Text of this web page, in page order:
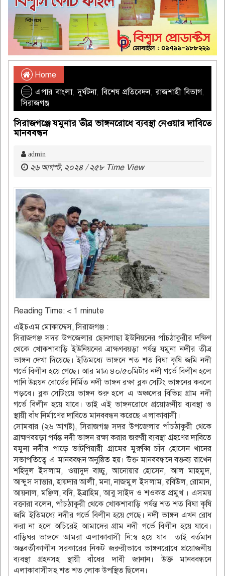
Home
এপার বাংলা,দুর্ঘটনা,বিশেষ প্রতিবেদন,রাজশাহী বিভাগ,
সিরাজগঞ্জ
সিরাজগঞ্জে যমুনার তীব্র ভাঙ্গনরোধে ব্যবস্থা নেওয়ার দাবিতে
মানববন্ধন
admin
২৬ আগস্ট, ২০২৪ / ২৫৮ Time View
Reading Time: < 1 minute
এইচএম মোকাদ্দেস, সিরাজগঞ্জ :
সিরাজগঞ্জ সদর উপজেলার ছোনগাছা ইউনিয়নের পাঁচঠাকুরীর দক্ষিণ
থেকে খোকশাবাড়ি ইউনিয়নের ব্রাহ্মণবয়ড়া পর্যন্ত যমুনা নদীর তীব্র
ভাঙ্গন দেখা দিয়েছে। ইতিমধ্যে ভাঙ্গনে শত শত বিঘা কৃষি জমি নদী
গর্ভে বিলীন হয়ে গেছে। আর মাত্র ৪০/৫০মিটার নদী গর্ভে বিলীন হলে
পানি উন্নয়ন বোর্ডের নির্মিত নদী ভাঙ্গন রক্ষা ব্লক সেটিং ভাঙ্গনের কবলে
পড়বে। ব্লক সেটিংয়ে ভাঙ্গন শুরু হলে এ অঞ্চলের বিভিন্ন গ্রাম নদী
গর্ভে বিলীন হয়ে যাবে। তাই এই ভাঙ্গনরোধে প্রয়োজনীয় ব্যবস্থা ও
স্থায়ী বাঁধ নির্মাণের দাবিতে মানববন্ধন করেছে এলাকাবাসী।
সোমবার (২৬ আগষ্ট), সিরাজগঞ্জ সদর উপজেলার পাঁচঠাকুরী থেকে
ব্রাহ্মণবয়ড়া পর্যন্ত নদী ভাঙ্গন রক্ষা করার জরুরী ব্যবস্থা গ্রহণের দাবিতে
যমুনা নদীর পাড়ে ভাটপিয়ারী গ্রামের মুরুব্বি চাঁদ হোসেন খানের
সভাপতিত্বে এ মানববন্ধন অনুষ্ঠিত হয়। উক্ত মানববন্ধনে বক্তব্য রাখেন
শহিদুল ইসলাম, ওয়াদুদ বাচ্চু, আনোয়ার হোসেন, আল মাহমুদ,
আব্দুস সাত্তার, হায়দার আলী, মনা, নাজমুল ইসলাম, রবিউল, রোমান,
আয়নাল, মঞ্জিল, বদি, ইব্রাহিম, আবু সাইদ ও শওকত প্রমুখ । এসময়
বক্তারা বলেন, পাঁচঠাকুরী থেকে খোকশাবাড়ি পর্যন্ত শত শত বিঘা কৃষি
জমি ইতিমধ্যে নদীর গর্ভে বিলীন হয়ে গেছে। নদী ভাঙ্গন এখন রোধ
করা না হলে অচিরেই আমাদের গ্রাম নদী গর্ভে বিলীন হয়ে যাবে।
বাড়িঘর ভাঙ্গনে আমরা এলাকাবাসী নি:স্ব হয়ে যাব। তাই বর্তমান
অন্তবর্তীকালীন সরকারের নিকট জরুরীভাবে ভাঙ্গনরোধে প্রয়োজনীয়
ব্যবস্থা গ্রহনসহ স্থায়ী বাঁধের দাবী জানান। উক্ত মানববন্ধনে
এলাকাবাসীসহ শত শত লোক উপস্থিত ছিলেন।